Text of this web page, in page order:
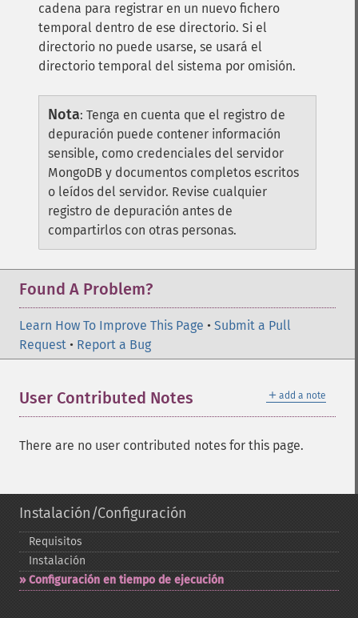
cadena para registrar en un nuevo fichero
temporal dentro de ese directorio. Si el
directorio no puede usarse, se usará el
directorio temporal del sistema por omisión.
Nota: Tenga en cuenta que el registro de
depuración puede contener información
sensible, como credenciales del servidor
MongoDB y documentos completos escritos
o leídos del servidor. Revise cualquier
registro de depuración antes de
compartirlos con otras personas.
Found A Problem?
Learn How To Improve This Page • Submit a Pull
Request • Report a Bug
＋ add a note
User Contributed Notes
There are no user contributed notes for this page.
Instalación/Configuración
Requisitos
Instalación
Configuración en tiempo de ejecución